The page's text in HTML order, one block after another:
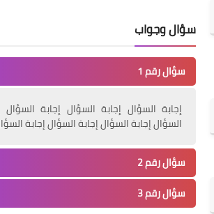
سؤال وجواب
سؤال رقم 1
إجابة السؤال إجابة السؤال إجابة السؤال
السؤال إجابة السؤال إجابة السؤال إجابة
سؤال رقم 2
سؤال رقم 3